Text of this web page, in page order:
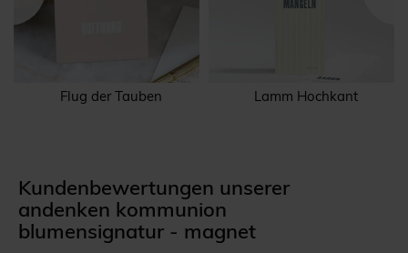
Flug der Tauben Lamm Hochkant
Kundenbewertungen unserer
andenken kommunion
blumensignatur - magnet